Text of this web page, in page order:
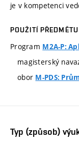
je v kompetenci
POUŽITÍ
Program M2A-P:
magisterský
obor M-PDS:
Typ (způsob)